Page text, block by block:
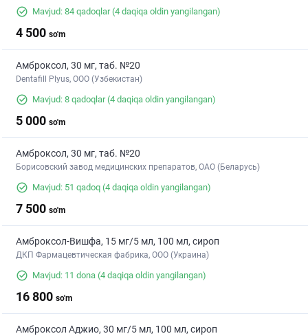
Mavjud: 84 qadoqlar(4 daqiqa oldin yangilangan)
4 500 so'm
Амброксол, 30 мг, таб. №20
Dentafill Plyus, ООО (Узбекистан)
Mavjud: 8 qadoqlar(4 daqiqa oldin yangilangan)
5 000 so'm
Амброксол, 30 мг, таб. №20
Борисовский завод медицинских препаратов, ОАО (Беларусь)
Mavjud: 51 qadoq (4 daqiqa oldin yangilangan)
7 500 so'm
Амброксол-Вишфа, 15 мг/5 мл, 100 мл, сироп
ДКП Фармацевтическая фабрика, ООО (Украина)
Mavjud: 11 dona (4 daqiqa oldin yangilangan)
16 800 so'm
Амброксол Аджио, 30 мг/5 мл, 100 мл, сироп